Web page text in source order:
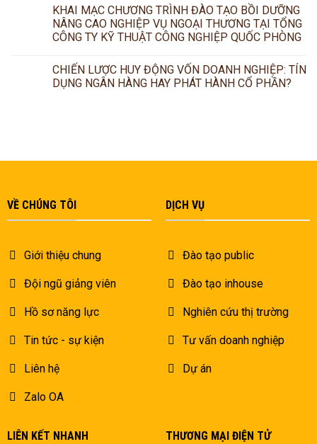
KHAI MẠC CHƯƠNG TRÌNH ĐÀO TẠO BỒI DƯỠNG
NÂNG CAO NGHIỆP VỤ NGOẠI THƯƠNG TẠI TỔNG
CÔNG TY KỸ THUẬT CÔNG NGHIỆP QUỐC PHÒNG
CHIẾN LƯỢC HUY ĐỘNG VỐN DOANH NGHIỆP: TÍN
DỤNG NGÂN HÀNG HAY PHÁT HÀNH CỔ PHẦN?
VỀ CHÚNG TÔI
Giới thiệu chung
Đội ngũ giảng viên
Hồ sơ năng lực
Tin tức - sự kiện
Liên hệ
Zalo OA
DỊCH VỤ
Đào tạo public
Đào tạo inhouse
Nghiên cứu thị trường
Tư vấn doanh nghiệp
Dự án
LIÊN KẾT NHANH THƯƠNG MẠI ĐIỆN TỬ